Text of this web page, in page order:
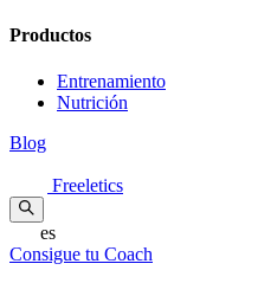
Productos
Entrenamiento
Nutrición
Blog
Freeletics
es
Consigue tu Coach